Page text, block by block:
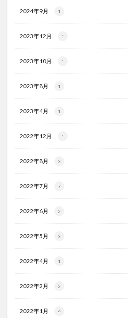
2024年9月 1
2023年12月 1
2023年10月 1
2023年8月 1
2023年4月 1
2022年12月 1
2022年8月 3
2022年7月 7
2022年6月 2
2022年5月 3
2022年4月 1
2022年2月 2
2022年1月 4